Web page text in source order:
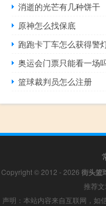
消逝的光芒有几种饼干
原神怎么找保底
跑跑卡丁车怎么获得警
奥运会门票只能看一场
篮球裁判员怎么注册
Copyright © 2012 - 2026 街头篮
推荐文
声明：本站内容来自互联网，如